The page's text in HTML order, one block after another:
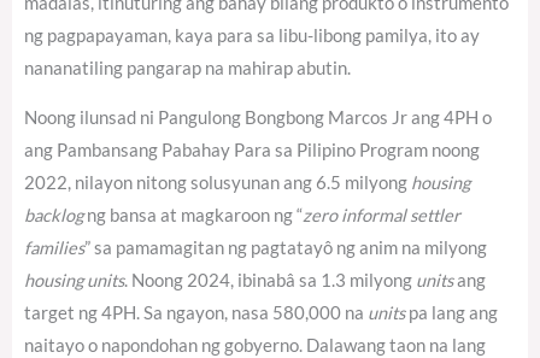
ng pagpapayaman, kaya para sa libu-libong pamilya, ito ay
nananatiling pangarap na mahirap abutin.
Noong ilunsad ni Pangulong Bongbong Marcos Jr ang 4PH o
ang Pambansang Pabahay Para sa Pilipino Program noong
2022, nilayon nitong solusyunan ang 6.5 milyong housing
backlogng bansa at magkaroon ng “zero informal settler
families” sa pamamagitan ng pagtatayô ng anim na milyong
housing units. Noong 2024, ibinabâ sa 1.3 milyong unitsang
target ng 4PH.Sa ngayon, nasa 580,000 na unitspa lang ang
naitayo o napondohan ng gobyerno. Dalawang taon na lang